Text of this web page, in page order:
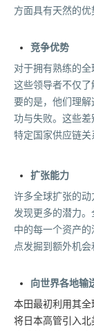
方面具有天然的优
竞争优势
对于拥有熟练的全
这些领导者不仅
要的是，他们理
功与失败。这些
特定国家供应链关
扩张能力
许多全球扩张的
发现更多的潜力
中的每一个资产
点发掘到额外机会
向世界各地输
本田最初利用其
将日本高管引入